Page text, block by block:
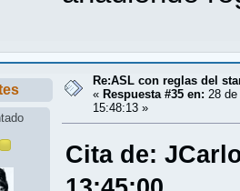
Re:ASL con reglas del
« Respuesta #35 en: 28
15:48:13 »
Cita de: